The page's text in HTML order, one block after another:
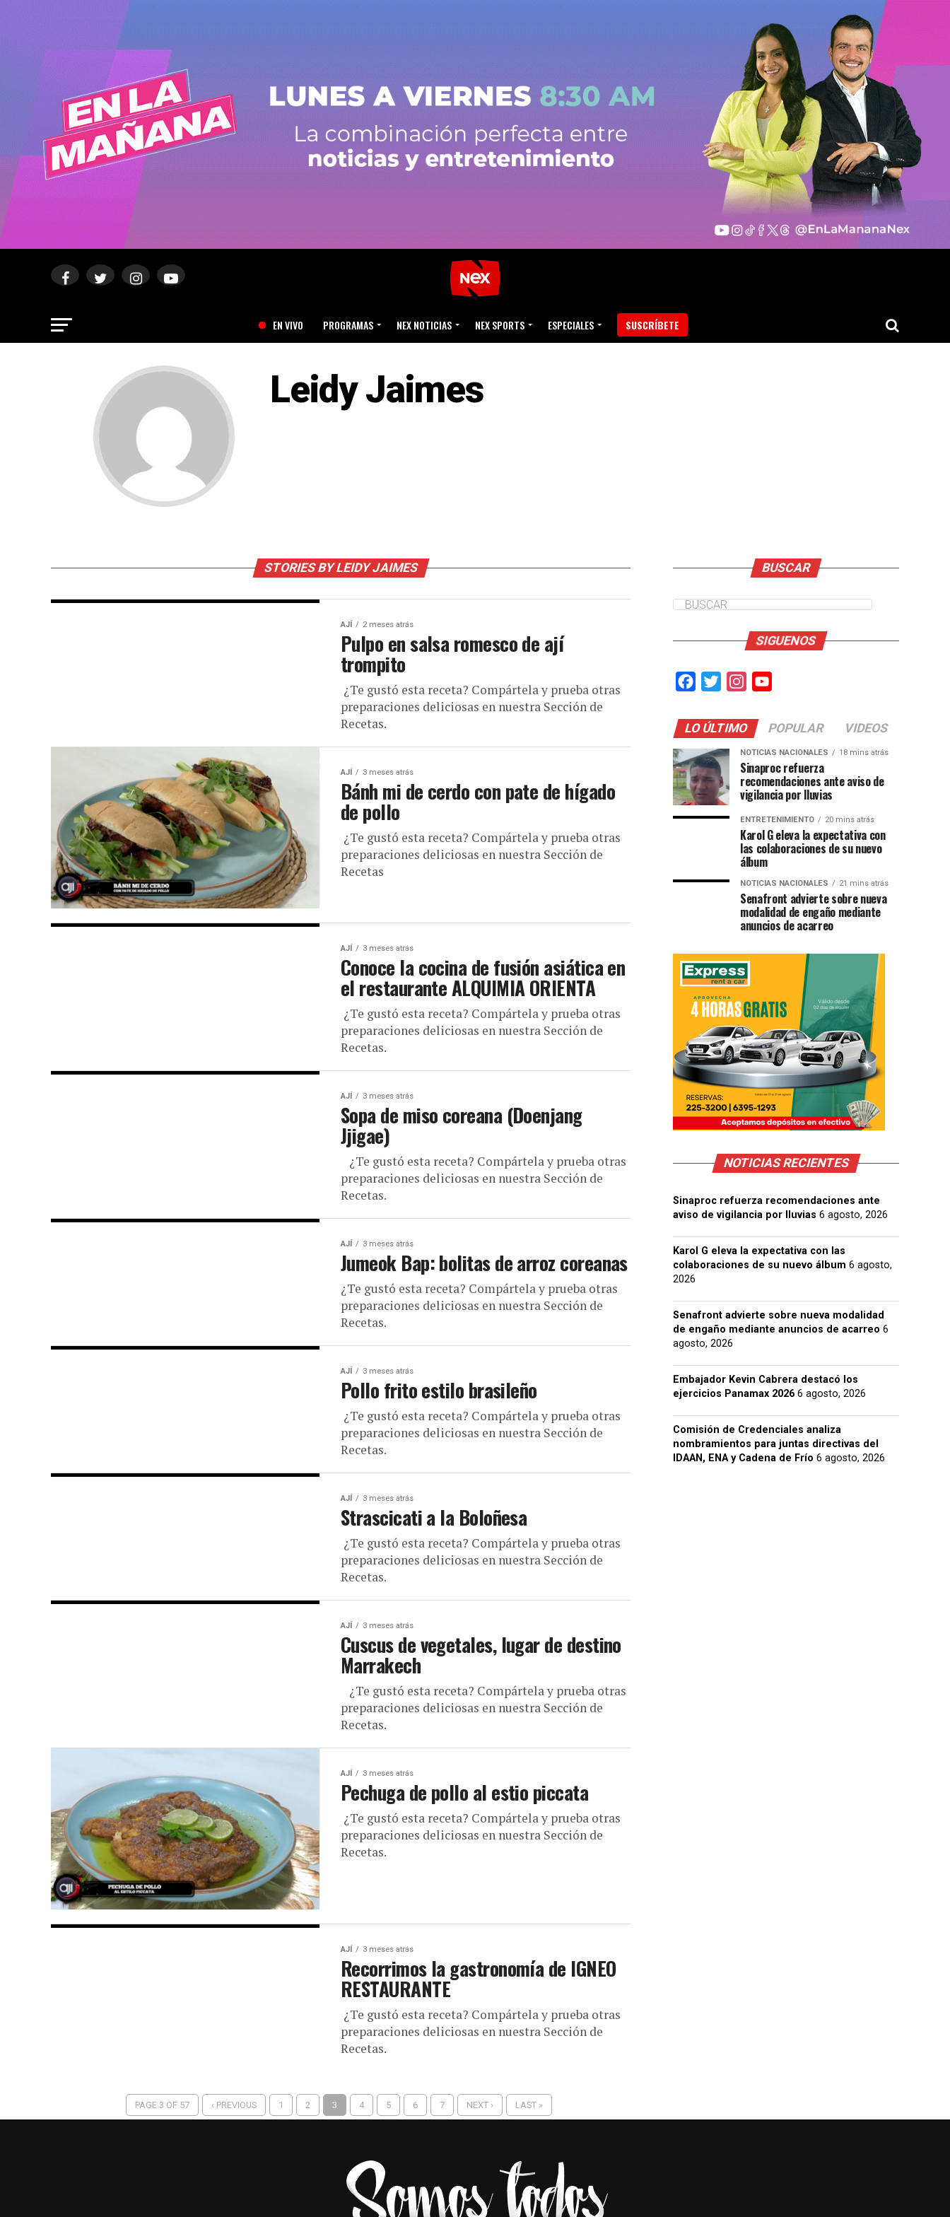
EN VIVO PROGRAMAS NEX NOTICIAS NEX SPORTS ESPECIALES SUSCRÍBETE
Leidy Jaimes
STORIES BY LEIDY JAIMES
AJÍ 2 meses atrás
Pulpo en salsa romesco de ají
trompito
¿Te gustó esta receta? Compártela y prueba otras
preparaciones deliciosas en nuestra Sección de
Recetas.
AJÍ 3 meses atrás
Bánh mi de cerdo con pate de hígado
de pollo
¿Te gustó esta receta? Compártela y prueba otras
preparaciones deliciosas en nuestra Sección de
Recetas
AJÍ 3 meses atrás
Conoce la cocina de fusión asiática en
el restaurante ALQUIMIA ORIENTA
¿Te gustó esta receta? Compártela y prueba otras
preparaciones deliciosas en nuestra Sección de
Recetas.
AJÍ 3 meses atrás
Sopa de miso coreana (Doenjang
Jjigae)
¿Te gustó esta receta? Compártela y prueba otras
preparaciones deliciosas en nuestra Sección de
Recetas.
AJÍ 3 meses atrás
Jumeok Bap: bolitas de arroz coreanas
¿Te gustó esta receta? Compártela y prueba otras
preparaciones deliciosas en nuestra Sección de
Recetas.
AJÍ 3 meses atrás
Pollo frito estilo brasileño
¿Te gustó esta receta? Compártela y prueba otras
preparaciones deliciosas en nuestra Sección de
Recetas.
AJÍ 3 meses atrás
Strascicati a la Boloñesa
¿Te gustó esta receta? Compártela y prueba otras
preparaciones deliciosas en nuestra Sección de
Recetas.
AJÍ 3 meses atrás
Cuscus de vegetales, lugar de destino
Marrakech
¿Te gustó esta receta? Compártela y prueba otras
preparaciones deliciosas en nuestra Sección de
Recetas.
AJÍ 3 meses atrás
Pechuga de pollo al estio piccata
¿Te gustó esta receta? Compártela y prueba otras
preparaciones deliciosas en nuestra Sección de
Recetas.
AJÍ 3 meses atrás
Recorrimos la gastronomía de IGNEO
RESTAURANTE
¿Te gustó esta receta? Compártela y prueba otras
preparaciones deliciosas en nuestra Sección de
Recetas.
PAGE 3 OF 57 ‹ PREVIOUS 1 2 3 4 5 6 7 NEXT › LAST »
BUSCAR
SIGUENOS
FacebookTwitterInstagram
LO ÚLTIMO POPULAR VIDEOS
NOTICIAS NACIONALES 18 mins atrás
Sinaproc refuerza
recomendaciones ante aviso de
vigilancia por lluvias
ENTRETENIMIENTO 20 mins atrás
Karol G eleva la expectativa con
las colaboraciones de su nuevo
álbum
NOTICIAS NACIONALES 21 mins atrás
Senafront advierte sobre nueva
modalidad de engaño mediante
anuncios de acarreo
NOTICIAS RECIENTES
Sinaproc refuerza recomendaciones ante
aviso de vigilancia por lluvias 6 agosto, 2026
Karol G eleva la expectativa con las
colaboraciones de su nuevo álbum 6 agosto,
2026
Senafront advierte sobre nueva modalidad
de engaño mediante anuncios de acarreo 6
agosto, 2026
Embajador Kevin Cabrera destacó los
ejercicios Panamax 2026 6 agosto, 2026
Comisión de Credenciales analiza
nombramientos para juntas directivas del
IDAAN, ENA y Cadena de Frío 6 agosto, 2026